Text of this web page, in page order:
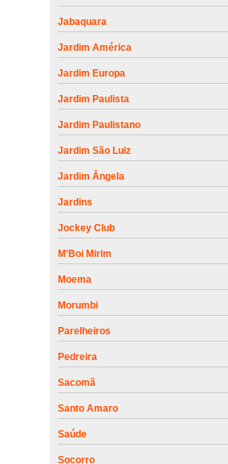
Jabaquara
Jardim América
Jardim Europa
Jardim Paulista
Jardim Paulistano
Jardim São Luiz
Jardim Ângela
Jardins
Jockey Club
M'Boi Mirim
Moema
Morumbi
Parelheiros
Pedreira
Sacomã
Santo Amaro
Saúde
Socorro